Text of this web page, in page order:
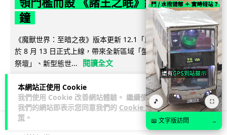
本網站正使用 Cookie
我們使用 Cookie 改善網站體驗。 繼續使用
我們的網站即表示您同意我們的 Cookie 政
策 。
鐘
《魔獸世界：至暗之夜》版本更新 12.1「烏拉特克的詛咒」將
於 8 月 13 日正式上線，帶來全新區域「盤蛇島」、地城「毒牙
祭壇」、新型態世...
閱讀全文
116 分享
🎵 ⛶
📖 文字版訪問 →